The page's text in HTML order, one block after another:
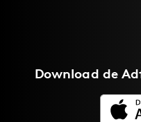
Download de